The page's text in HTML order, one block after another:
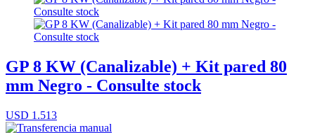
GP 8 KW (Canalizable) + Kit pared 80
mm Negro - Consulte stock
USD 1.513